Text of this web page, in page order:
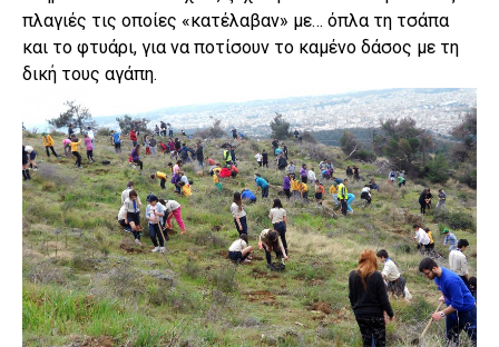
πλαγιές τις οποίες «κατέλαβαν» με… όπλα τη τσάπα
και το φτυάρι, για να ποτίσουν το καμένο δάσος με τη
δική τους αγάπη.